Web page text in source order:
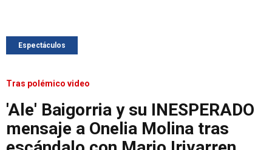
Espectáculos
Tras polémico video
'Ale' Baigorria y su INESPERADO
mensaje a Onelia Molina tras